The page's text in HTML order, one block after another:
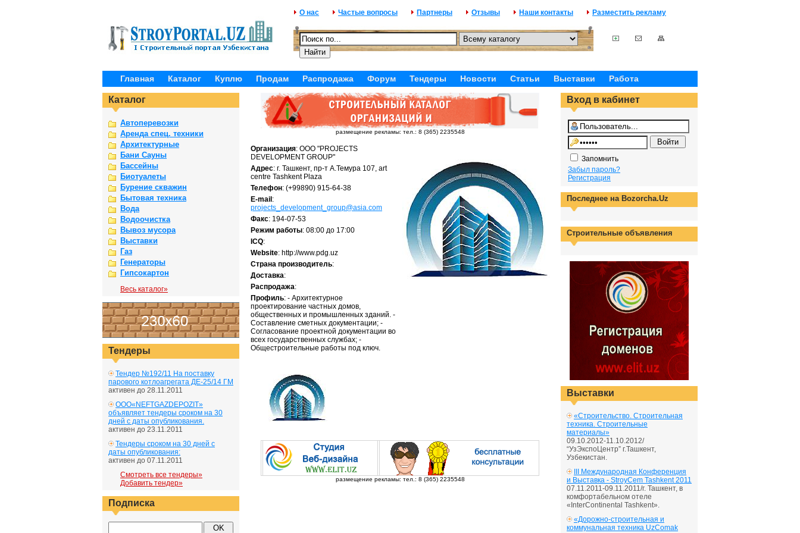
О нас Частые вопросы Партнеры Отзывы Наши контакты Разместить рекламу
Главная Каталог Куплю Продам Распродажа Форум Тендеры Новости Статьи Выставки Работа
Каталог
Автоперевозки
Аренда спец. техники
Архитектурные
Бани Сауны
Бассейны
Биотуалеты
Бурение скважин
Бытовая техника
Вода
Водоочистка
Вывоз мусора
Выставки
Газ
Генераторы
Гипсокартон
Весь каталог»
Тендеры
Тендер №192/11 На поставку
парового котлоагрегата ДЕ-25/14 ГМ
активен до 28.11.2011
ООО«NEFTGAZDEPOZIT»
объявляет тендеры сроком на 30
дней с даты опубликования.
активен до 23.11.2011
Тендеры сроком на 30 дней с
даты опубликования:
активен до 07.11.2011
Смотреть все тендеры»
Добавить тендер»
Подписка
размещение рекламы: тел.: 8 (365) 2235548
Организация: OOO "PROJECTS
DEVELOPMENT GROUP"
Адрес: г. Ташкент, пр-т А.Темура 107, art
centre Tashkent Plaza
Телефон: (+99890) 915-64-38
E-mail :
projects_development_group@asia.com
Факс: 194-07-53
Режим работы: 08:00 до 17:00
ICQ:
Website: http://www.pdg.uz
Страна производитель:
Доставка:
Распродажа:
Профиль: - Архитектурное
проектирование частных домов,
общественных и промышленных зданий. -
Составление сметных документации; -
Согласование проектной документации во
всех государственных службах; -
Общестроительные работы под ключ.
размещение рекламы: тел.: 8 (365) 2235548
Вход в кабинет
Запомнить
Забыл пароль?
Регистрация
Последнее на Bozorcha.Uz
Строительные объявления
Выставки
«Строительство. Строительная
техника. Строительные
материалы»
09.10.2012-11.10.2012/
“УзЭкспоЦентр” г.Ташкент,
Узбекистан.
III Международная Конференция
и Выставка - StroyCem Tashkent 2011
07.11.2011-09.11.2011/г. Ташкент, в
комфортабельном отеле
«InterContinental Tashkent».
«Дорожно-строительная и
коммунальная техника UzComak